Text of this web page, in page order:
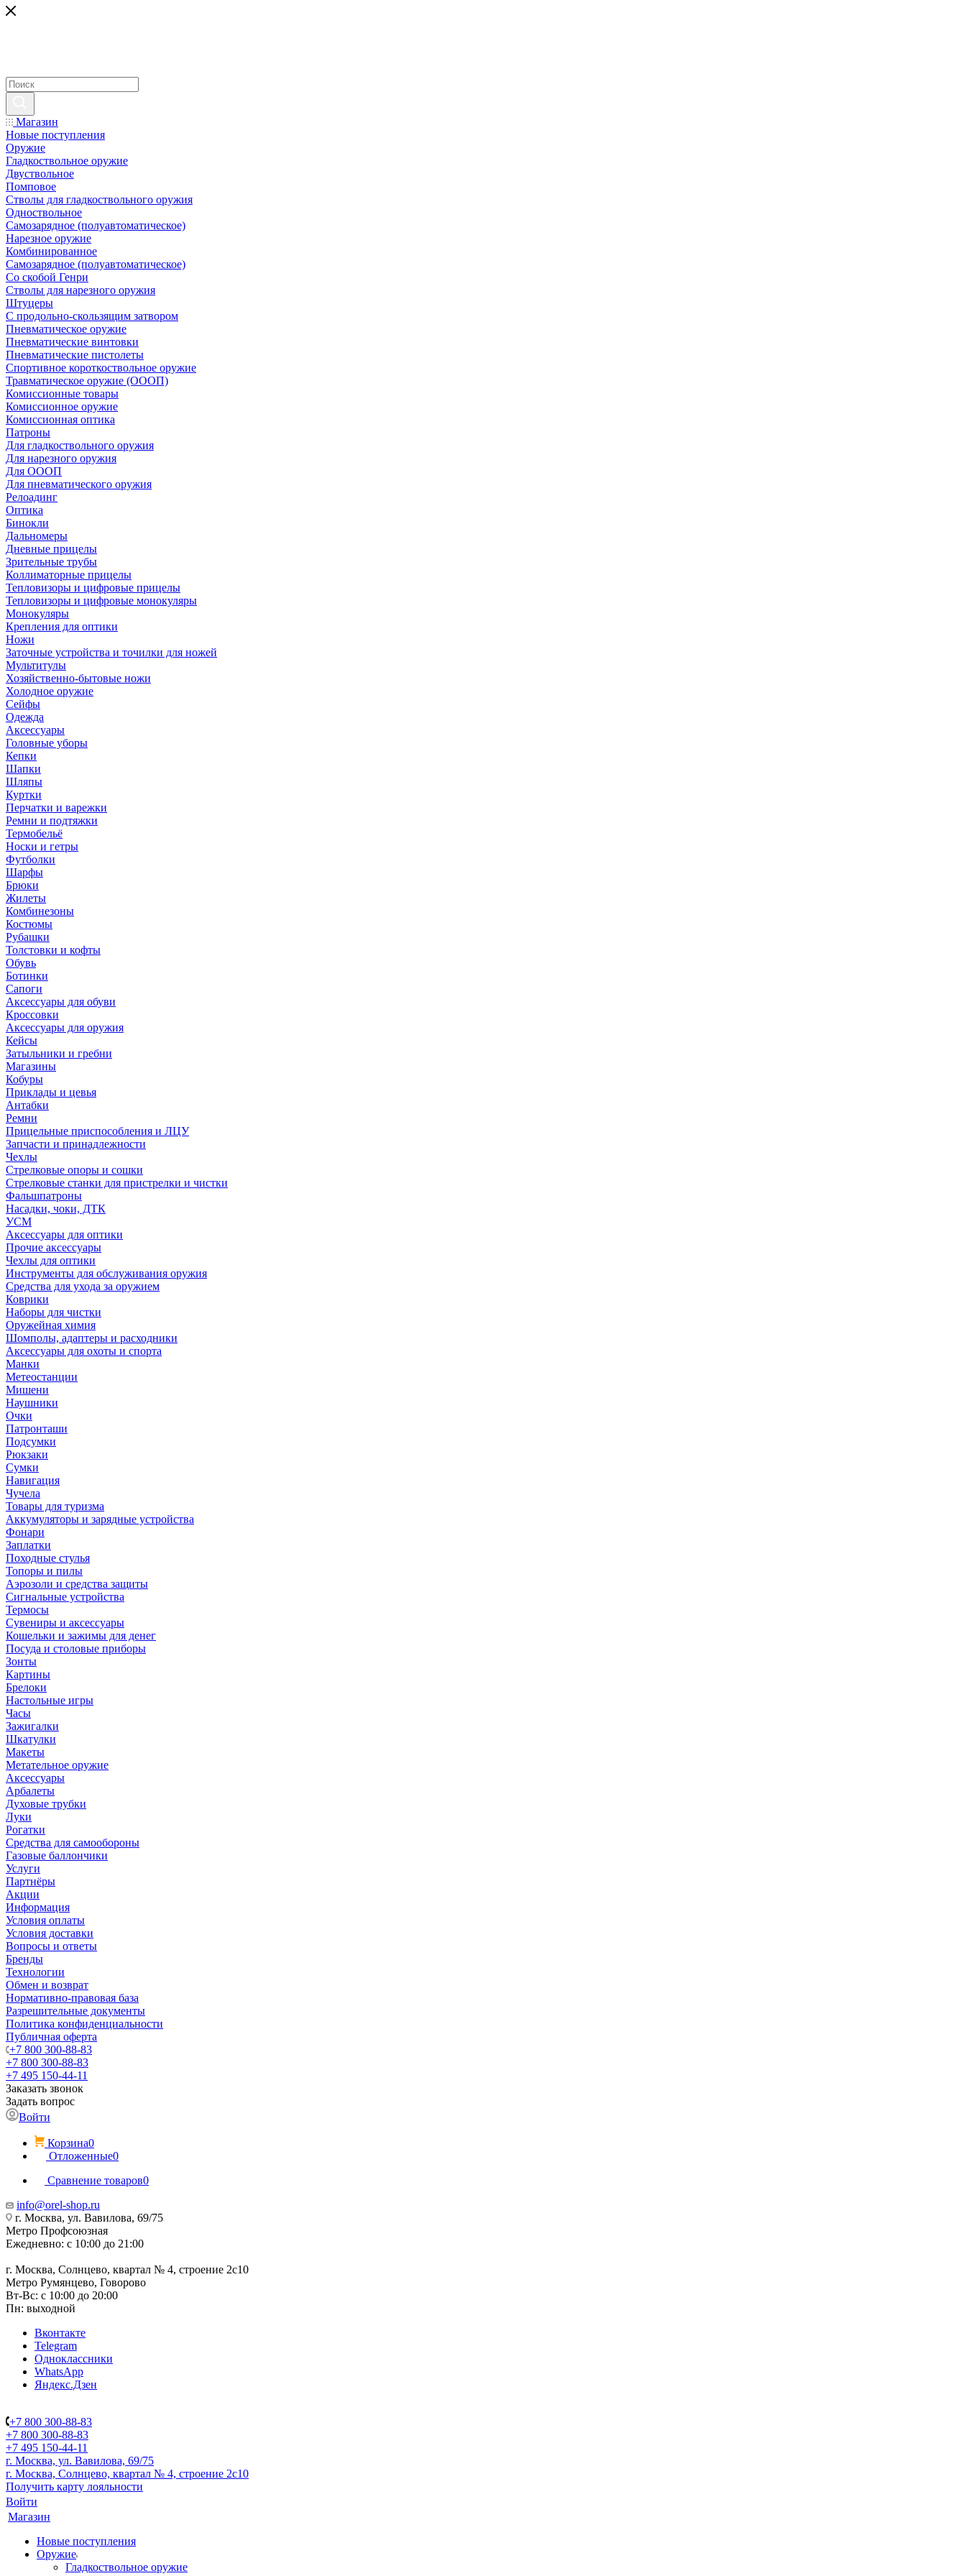
Магазин
Новые поступления
Оружие
Гладкоствольное оружие
Двуствольное
Помповое
Стволы для гладкоствольного оружия
Одноствольное
Самозарядное (полуавтоматическое)
Нарезное оружие
Комбинированное
Самозарядное (полуавтоматическое)
Со скобой Генри
Стволы для нарезного оружия
Штуцеры
С продольно-скользящим затвором
Пневматическое оружие
Пневматические винтовки
Пневматические пистолеты
Спортивное короткоствольное оружие
Травматическое оружие (ОООП)
Комиссионные товары
Комиссионное оружие
Комиссионная оптика
Патроны
Для гладкоствольного оружия
Для нарезного оружия
Для ОООП
Для пневматического оружия
Релоадинг
Оптика
Бинокли
Дальномеры
Дневные прицелы
Зрительные трубы
Коллиматорные прицелы
Тепловизоры и цифровые прицелы
Тепловизоры и цифровые монокуляры
Монокуляры
Крепления для оптики
Ножи
Заточные устройства и точилки для ножей
Мультитулы
Хозяйственно-бытовые ножи
Холодное оружие
Сейфы
Одежда
Аксессуары
Головные уборы
Кепки
Шапки
Шляпы
Куртки
Перчатки и варежки
Ремни и подтяжки
Термобельё
Носки и гетры
Футболки
Шарфы
Брюки
Жилеты
Комбинезоны
Костюмы
Рубашки
Толстовки и кофты
Обувь
Ботинки
Сапоги
Аксессуары для обуви
Кроссовки
Аксессуары для оружия
Кейсы
Затыльники и гребни
Магазины
Кобуры
Приклады и цевья
Антабки
Ремни
Прицельные приспособления и ЛЦУ
Запчасти и принадлежности
Чехлы
Стрелковые опоры и сошки
Стрелковые станки для пристрелки и чистки
Фальшпатроны
Насадки, чоки, ДТК
УСМ
Аксессуары для оптики
Прочие аксессуары
Чехлы для оптики
Инструменты для обслуживания оружия
Средства для ухода за оружием
Коврики
Наборы для чистки
Оружейная химия
Шомполы, адаптеры и расходники
Аксессуары для охоты и спорта
Манки
Метеостанции
Мишени
Наушники
Очки
Патронташи
Подсумки
Рюкзаки
Сумки
Навигация
Чучела
Товары для туризма
Аккумуляторы и зарядные устройства
Фонари
Заплатки
Походные стулья
Топоры и пилы
Аэрозоли и средства защиты
Сигнальные устройства
Термосы
Сувениры и аксессуары
Кошельки и зажимы для денег
Посуда и столовые приборы
Зонты
Картины
Брелоки
Настольные игры
Часы
Зажигалки
Шкатулки
Макеты
Метательное оружие
Аксессуары
Арбалеты
Духовые трубки
Луки
Рогатки
Средства для самообороны
Газовые баллончики
Услуги
Партнёры
Акции
Информация
Условия оплаты
Условия доставки
Вопросы и ответы
Бренды
Технологии
Обмен и возврат
Нормативно-правовая база
Разрешительные документы
Политика конфиденциальности
Публичная оферта
+7 800 300-88-83
+7 800 300-88-83
+7 495 150-44-11
Заказать звонок
Задать вопрос
Войти
Корзина0
Отложенные0
Сравнение товаров0
info@orel-shop.ru
г. Москва, ул. Вавилова, 69/75
Метро Профсоюзная
Ежедневно: с 10:00 до 21:00
г. Москва, Солнцево, квартал № 4, строение 2с10
Метро Румянцево, Говорово
Вт-Вс: с 10:00 до 20:00
Пн: выходной
Вконтакте
Telegram
Одноклассники
WhatsApp
Яндекс.Дзен
+7 800 300-88-83
+7 800 300-88-83
+7 495 150-44-11
г. Москва, ул. Вавилова, 69/75
г. Москва, Солнцево, квартал № 4, строение 2с10
Получить карту лояльности
Войти
Магазин
Новые поступления
Оружие
Гладкоствольное оружие